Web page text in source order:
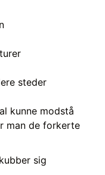
steder
kunne modstå
man de forkerte
sig